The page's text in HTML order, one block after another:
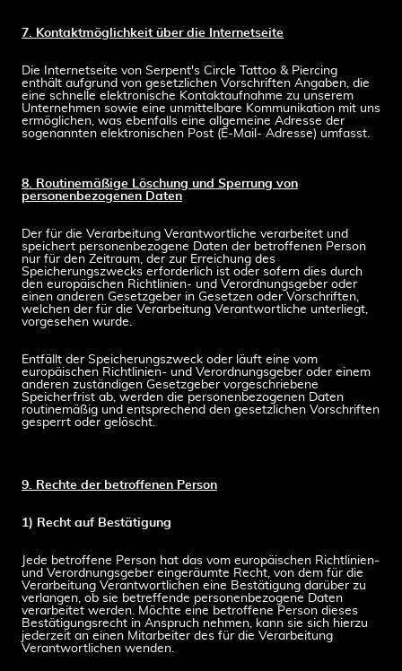
7. Kontaktmöglichkeit über die Internetseite
Die Internetseite von Serpent's Circle Tattoo & Piercing
enthält aufgrund von gesetzlichen Vorschriften Angaben, die
eine schnelle elektronische Kontaktaufnahme zu unserem
Unternehmen sowie eine unmittelbare Kommunikation mit uns
ermöglichen, was ebenfalls eine allgemeine Adresse der
sogenannten elektronischen Post (E-Mail- Adresse) umfasst.
8. Routinemäßige Löschung und Sperrung von
personenbezogenen Daten
Der für die Verarbeitung Verantwortliche verarbeitet und
speichert personenbezogene Daten der betroffenen Person
nur für den Zeitraum, der zur Erreichung des
Speicherungszwecks erforderlich ist oder sofern dies durch
den europäischen Richtlinien- und Verordnungsgeber oder
einen anderen Gesetzgeber in Gesetzen oder Vorschriften,
welchen der für die Verarbeitung Verantwortliche unterliegt,
vorgesehen wurde.
Entfällt der Speicherungszweck oder läuft eine vom
europäischen Richtlinien- und Verordnungsgeber oder einem
anderen zuständigen Gesetzgeber vorgeschriebene
Speicherfrist ab, werden die personenbezogenen Daten
routinemäßig und entsprechend den gesetzlichen Vorschriften
gesperrt oder gelöscht.
9. Rechte der betroffenen Person
1) Recht auf Bestätigung
Jede betroffene Person hat das vom europäischen Richtlinien-
und Verordnungsgeber eingeräumte Recht, von dem für die
Verarbeitung Verantwortlichen eine Bestätigung darüber zu
verlangen, ob sie betreffende personenbezogene Daten
verarbeitet werden. Möchte eine betroffene Person dieses
Bestätigungsrecht in Anspruch nehmen, kann sie sich hierzu
jederzeit an einen Mitarbeiter des für die Verarbeitung
Verantwortlichen wenden.